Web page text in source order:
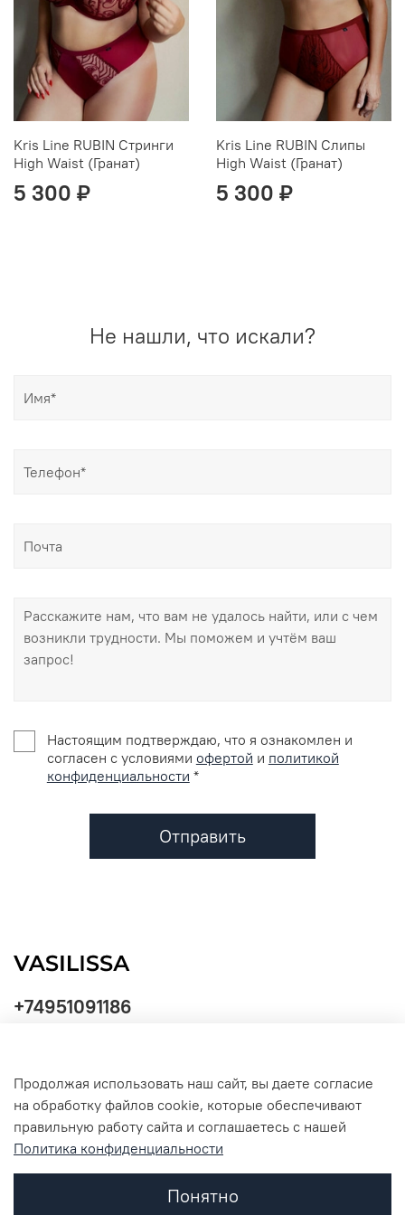
Kris Line RUBIN Стринги
High Waist (Гранат)
5 300 ₽
Kris Line RUBIN Слипы
High Waist (Гранат)
5 300 ₽
Не нашли, что искали?
Настоящим подтверждаю, что я ознакомлен и
согласен с условиями офертой и политикой
конфиденциальности *
Отправить
+74951091186
Продолжая использовать наш сайт, вы даете согласие
на обработку файлов cookie, которые обеспечивают
правильную работу сайта и соглашаетесь с нашей
Политика конфиденциальности
Понятно
обработки